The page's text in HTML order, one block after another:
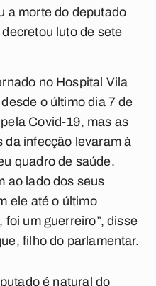
a morte do deputado
luto de sete
no Hospital Vila
o último dia 7 de
Covid-19, mas as
da infecção levaram à
quadro de saúde.
ao lado dos seus
ele até o último
um guerreiro”, disse
filho do parlamentar.
é natural do